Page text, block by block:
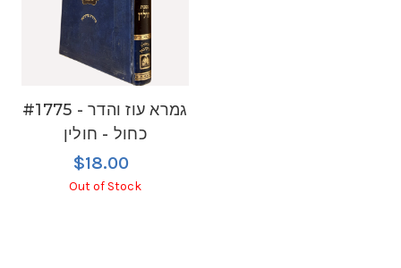
#1775 גמרא עוז והדר -
כחול - חולין
$18.00
Out of Stock